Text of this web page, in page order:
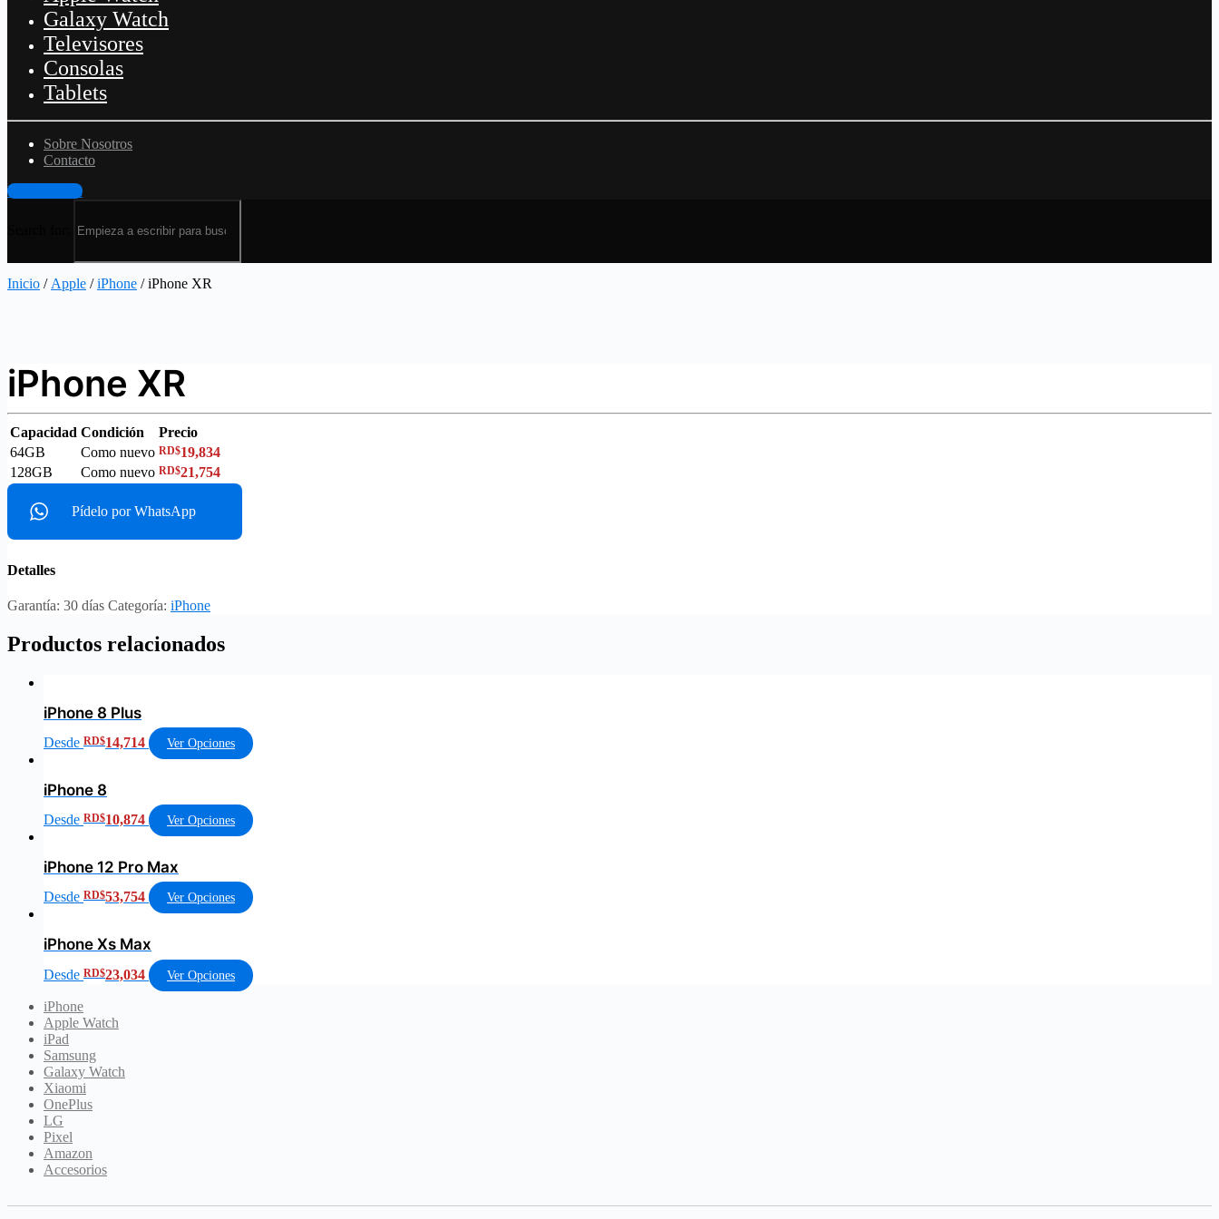
Galaxy Watch
Televisores
Consolas
Tablets
Sobre Nosotros
Contacto
Iniciar sesión
Inicio / Apple /iPhone / iPhone XR
iPhone XR
Capacidad Condición
Precio
64GB
Como nuevo RD$19,834
128GB
Como nuevo RD$21,754
Pídelo por WhatsApp
Detalles
Garantía: 30 días Categoría: iPhone
Productos relacionados
iPhone 8 Plus
Desde RD$14,714 Ver Opciones
iPhone 8
Desde RD$10,874 Ver Opciones
iPhone 12 Pro Max
Desde RD$53,754 Ver Opciones
iPhone Xs Max
Desde RD$23,034 Ver Opciones
iPhone
Apple Watch
iPad
Samsung
Galaxy Watch
Xiaomi
OnePlus
LG
Pixel
Amazon
Accesorios